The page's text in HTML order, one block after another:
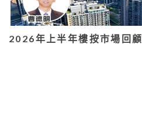
2026年上半年樓按市場回顧